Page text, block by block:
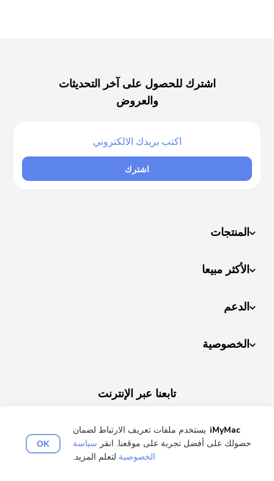
اشترك للحصول على آخر التحديثات
والعروض
اشترك
المنتجات
الأكثر مبيعا
الدعم
الخصوصية
تابعنا عبر الإنترنت
iMyMac يستخدم ملفات تعريف الارتباط لضمان
حصولك على أفضل تجربة على موقعنا. انقر سياسة
الخصوصية لتعلم المزيد.
OK